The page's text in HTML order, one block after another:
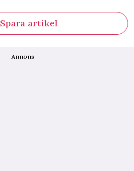
Spara artikel
Annons